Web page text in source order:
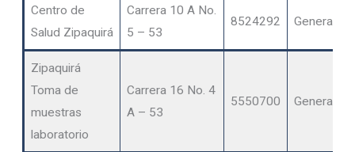
Centro de
Salud Zipaquirá
Carrera 10 A No.
5 – 53
8524292 General
Zipaquirá
Toma de
muestras
laboratorio
Carrera 16 No. 4
A – 53
5550700 General